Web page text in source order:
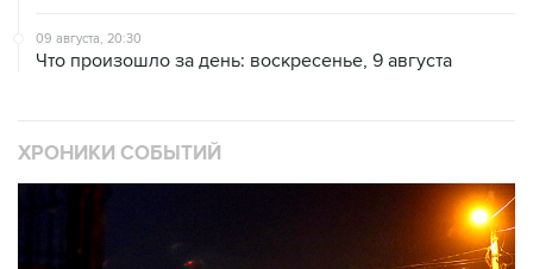
09 августа, 20:30
Что произошло за день: воскресенье, 9 августа
ХРОНИКИ СОБЫТИЙ